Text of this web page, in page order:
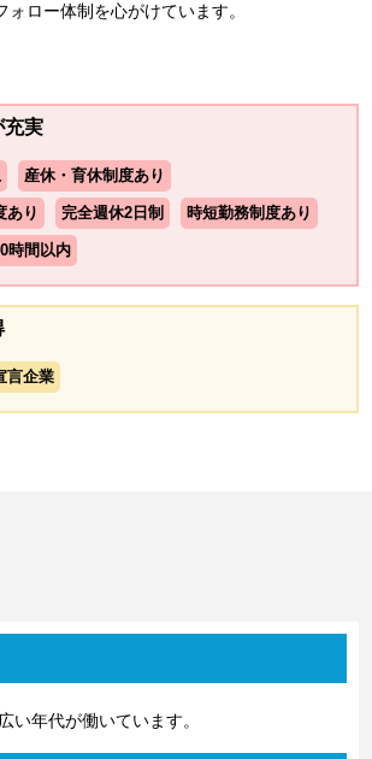
ォロー体制を心がけています。
充実
産休・育休制度あり
あり 完全週休2日制 時短勤務制度あり
時間以内
言企業
い年代が働いています。